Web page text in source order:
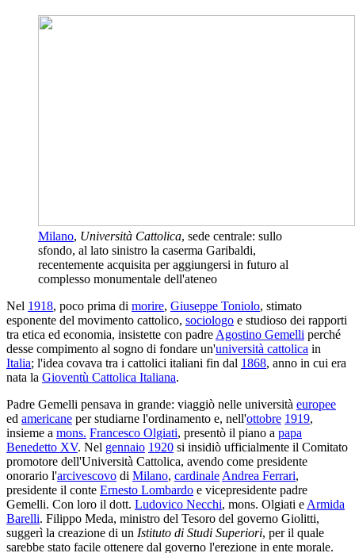
Milano, Università Cattolica, sede centrale: sullo
sfondo, al lato sinistro la caserma Garibaldi,
recentemente acquisita per aggiungersi in futuro al
complesso monumentale dell'ateneo
Nel 1918, poco prima di morire, Giuseppe Toniolo, stimato
esponente del movimento cattolico, sociologo e studioso dei rapporti
tra etica ed economia, insistette con padre Agostino Gemelli perché
desse compimento al sogno di fondare un'università cattolica in
Italia; l'idea covava tra i cattolici italiani fin dal 1868, anno in cui era
nata la Gioventù Cattolica Italiana.
Padre Gemelli pensava in grande: viaggiò nelle università europee
ed americane per studiarne l'ordinamento e, nell'ottobre 1919,
insieme a mons. Francesco Olgiati, presentò il piano a papa
Benedetto XV. Nel gennaio 1920 si insidiò ufficialmente il Comitato
promotore dell'Università Cattolica, avendo come presidente
onorario l'arcivescovo di Milano, cardinale Andrea Ferrari,
presidente il conte Ernesto Lombardo e vicepresidente padre
Gemelli. Con loro il dott. Ludovico Necchi, mons. Olgiati e Armida
Barelli. Filippo Meda, ministro del Tesoro del governo Giolitti,
suggerì la creazione di un Istituto di Studi Superiori, per il quale
sarebbe stato facile ottenere dal governo l'erezione in ente morale.